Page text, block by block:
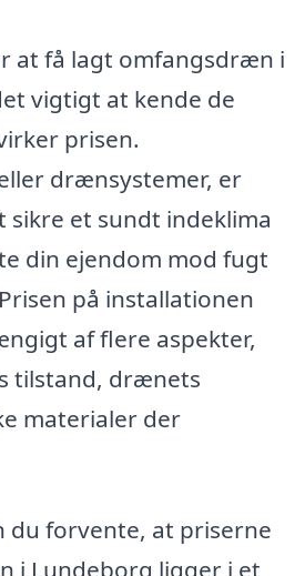
at få lagt omfangsdræn i
vigtigt at kende de
prisen.
drænsystemer, er
sikre et sundt indeklima
din ejendom mod fugt
på installationen
af flere aspekter,
tilstand, drænets
materialer der
du forvente, at priserne
i Lundeborg ligger i et